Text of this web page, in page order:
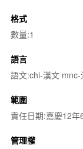
格式
數量:1
語言
語文:chi-漢文 mnc-
範圍
責任日期:嘉慶12年
管理權